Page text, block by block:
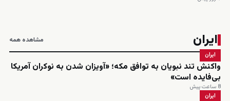
ایران مشاهده همه
ایران
واکنش تند نبویان به توافق مکه؛ «آویزان شدن به نوکران آمریکا
بی‌فایده است»
8 ساعت پیش
ایران